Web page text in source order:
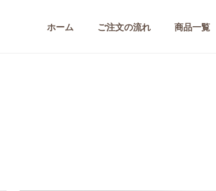
ホーム ご注文の流れ 商品一覧